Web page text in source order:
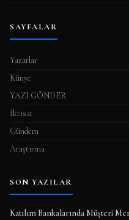
SAYFALAR
Yazarlar
Künye
YAZI GÖNDER
İktisat
Gündem
Araştırma
SON YAZILAR
Katılım Bankalarında Müşteri